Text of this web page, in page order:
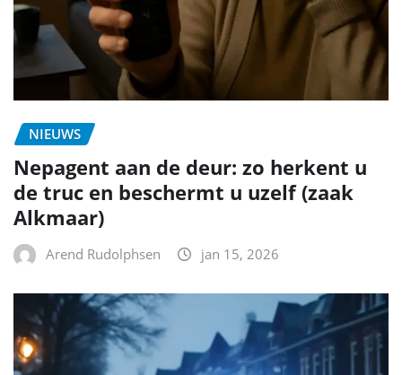
NIEUWS
Nepagent aan de deur: zo herkent u
de truc en beschermt u uzelf (zaak
Alkmaar)
Arend Rudolphsen jan 15, 2026